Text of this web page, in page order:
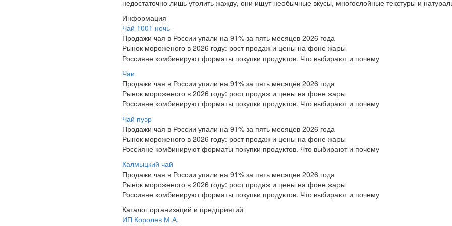
недостаточно лишь утолить жажду, они ищут необычные вкусы, многослойные текстуры и
Информация
Чай 1001 ночь
Продажи чая в России упали на 91% за пять месяцев 2026 года
Рынок мороженого в 2026 году: рост продаж и цены на фоне жары
Россияне комбинируют форматы покупки продуктов. Что выбирают и почему
Чаи
Продажи чая в России упали на 91% за пять месяцев 2026 года
Рынок мороженого в 2026 году: рост продаж и цены на фоне жары
Россияне комбинируют форматы покупки продуктов. Что выбирают и почему
Чай пуэр
Продажи чая в России упали на 91% за пять месяцев 2026 года
Рынок мороженого в 2026 году: рост продаж и цены на фоне жары
Россияне комбинируют форматы покупки продуктов. Что выбирают и почему
Калмыцкий чай
Продажи чая в России упали на 91% за пять месяцев 2026 года
Рынок мороженого в 2026 году: рост продаж и цены на фоне жары
Россияне комбинируют форматы покупки продуктов. Что выбирают и почему
Каталог организаций и предприятий
ИП Королев М.А.